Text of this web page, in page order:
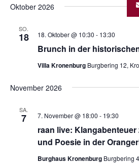
Oktober 2026
SO.
18
Brunch in der
18. Oktober @ 10:30 - 13:30
Villa Kronenburg Burgbering 12,
November 2026
SA.
7
raan live:
und Poesie in der
7. November @ 18:00 - 19:30
Burghaus Kronenburg Burgbering